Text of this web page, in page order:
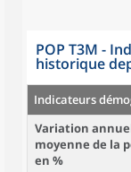
POP T3M -
historique
Indicateurs
Variation
moyenne de la
en %